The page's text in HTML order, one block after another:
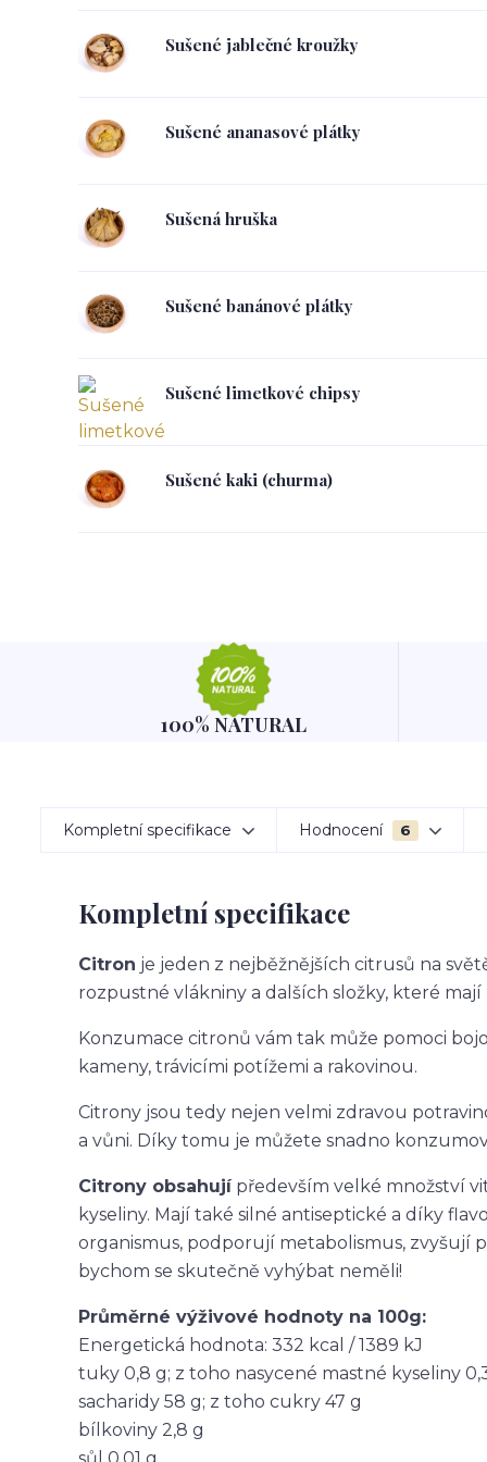
Sušené jablečné kroužky
Sušené ananasové plátky
Sušená hruška
Sušené banánové plátky
Sušené limetkové chipsy
Sušené kaki (churma)
100% NATURAL
Kompletní specifikace Hodnocení 6
Kompletní specifikace
Citron je jeden z nejběžnějších citrusů na
rozpustné vlákniny a dalších složky, které
Konzumace citronů vám tak může pomoci
kameny, trávicími potížemi a rakovinou.
Citrony jsou tedy nejen velmi zdravou
a vůni. Díky tomu je můžete snadno
Citrony obsahujípředevším velké množství
kyseliny. Mají také silné antiseptické a díky
organismus, podporují metabolismus, zvyšují
bychom se skutečně vyhýbat neměli!
Průměrné výživové hodnoty na 100g:
Energetická hodnota: 332 kcal / 1389 kJ
tuky 0,8 g; z toho nasycené mastné kyseliny
sacharidy 58 g; z toho cukry 47 g
bílkoviny 2,8 g